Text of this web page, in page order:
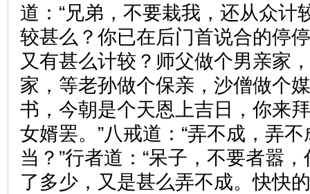
道：“兄弟，不要栽我，还从众计
较甚么？你已在后门首说合的停
又有甚么计较？师父做个男亲家
家，等老孙做个保亲，沙僧做个
书，今朝是个天恩上吉日，你来
女婿罢。”八戒道：“弄不成，弄
当？”行者道：“呆子，不要者嚣
了多少，又是甚么弄不成。快快